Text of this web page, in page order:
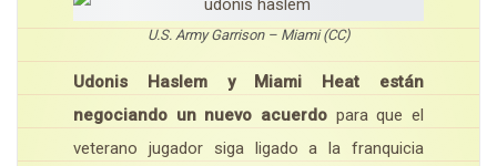
U.S. Army Garrison – Miami (CC)
Udonis Haslem y Miami Heat están
negociando un nuevo acuerdo para que el
veterano jugador siga ligado a la franquicia